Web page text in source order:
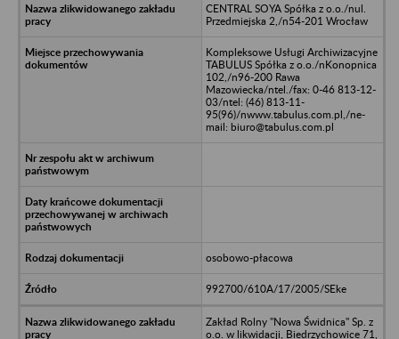
CENTRAL SOYA Spółka z o.o./nul.
Przedmiejska 2,/n54-201 Wrocław
Kompleksowe Usługi Archiwizacyjne
TABULUS Spółka z o.o./nKonopnica
102,/n96-200 Rawa
Mazowiecka/ntel./fax: 0-46 813-12-
03/ntel: (46) 813-11-
95(96)/nwww.tabulus.com.pl,/ne-
mail: biuro@tabulus.com.pl
osobowo-płacowa
992700/610A/17/2005/SEke
Zakład Rolny "Nowa Świdnica" Sp. z
o.o. w likwidacji, Biedrzychowice 71,